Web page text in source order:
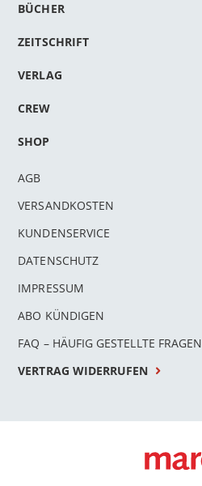
BÜCHER
ZEITSCHRIFT
VERLAG
CREW
SHOP
AGB
VERSANDKOSTEN
KUNDENSERVICE
DATENSCHUTZ
IMPRESSUM
ABO KÜNDIGEN
FAQ – HÄUFIG GESTELLTE FRAGEN
VERTRAG WIDERRUFEN